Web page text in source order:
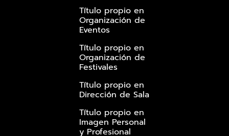
Título propio en
Organización de
Eventos
Título propio en
Organización de
Festivales
Título propio en
Dirección de Sala
Título propio en
Imagen Personal
y Profesional